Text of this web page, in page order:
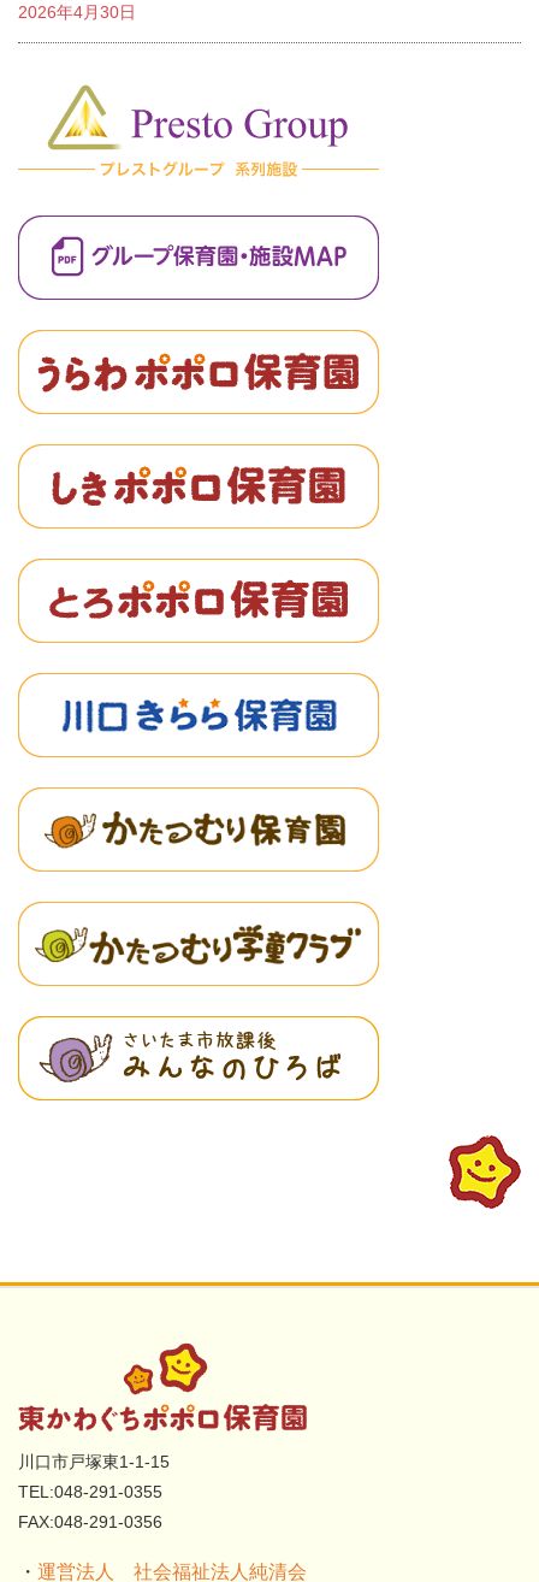
2026年4月30日
川口市戸塚東1-1-15
TEL:048-291-0355
FAX:048-291-0356
・ 運営法人 社会福祉法人純清会